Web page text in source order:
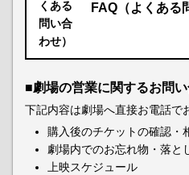
FAQ（よくある
■劇場の営業に関するお問
下記内容は劇場へ直接お電話で
購入後のチケットの確認・
劇場内でのお忘れ物・落と
上映スケジュール